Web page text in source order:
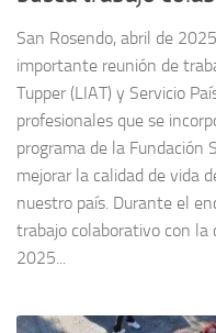
San Rosendo, abril de
importante reunión de
Tupper (LIAT) y Servicio
profesionales que se
programa de la Fundación
mejorar la calidad de vida
nuestro país. Durante el
trabajo colaborativo con la
2025...